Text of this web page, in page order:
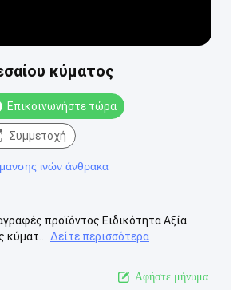
κύματος
Επικοινωνήστε τώρα
Συμμετοχή
ινών άνθρακα
προϊόντος Ειδικότητα Αξία
Δείτε περισσότερα
Αφήστε μήνυμα.